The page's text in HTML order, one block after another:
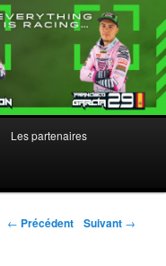
Les partenaires
Navigation des articles
← Précédent Suivant →